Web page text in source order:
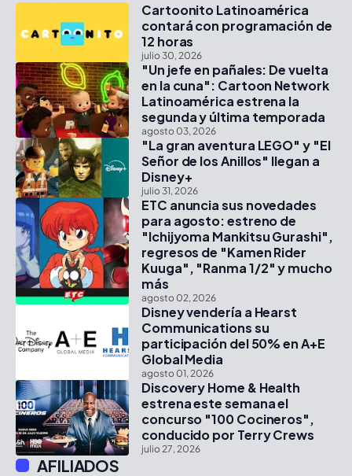
Cartoonito Latinoamérica
contará con programación de
12 horas
julio 30, 2026
"Un jefe en pañales: De vuelta
en la cuna": Cartoon Network
Latinoamérica estrena la
segunda y última temporada
agosto 03, 2026
"La gran aventura LEGO" y "El
Señor de los Anillos" llegan a
Disney+
julio 31, 2026
ETC anuncia sus novedades
para agosto: estreno de
"Ichijyoma Mankitsu Gurashi",
regresos de "Kamen Rider
Kuuga", "Ranma 1/2" y mucho
más
agosto 02, 2026
Disney vendería a Hearst
Communications su
participación del 50% en A+E
Global Media
agosto 01, 2026
Discovery Home & Health
estrena este semana el
concurso "100 Cocineros",
conducido por Terry Crews
julio 27, 2026
AFILIADOS